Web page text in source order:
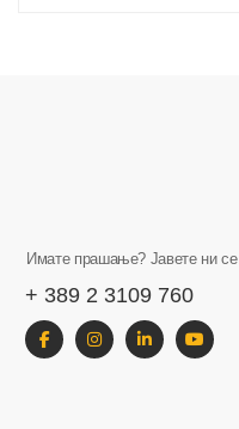
Имате прашање? Јавете ни се
+ 389 2 3109 760